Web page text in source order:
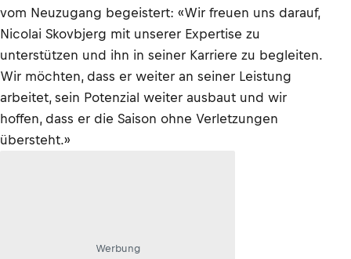
vom Neuzugang begeistert: «Wir freuen uns darauf,
Nicolai Skovbjerg mit unserer Expertise zu
unterstützen und ihn in seiner Karriere zu begleiten.
Wir möchten, dass er weiter an seiner Leistung
arbeitet, sein Potenzial weiter ausbaut und wir
hoffen, dass er die Saison ohne Verletzungen
übersteht.»
Werbung